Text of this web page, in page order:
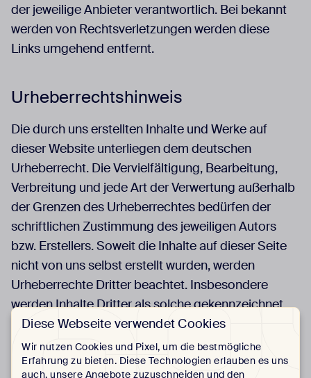
Diese Webseite verwendet Cookies
Wir nutzen Cookies und Pixel, um die bestmögliche
Erfahrung zu bieten. Diese Technologien erlauben es uns
auch, unsere Angebote zuzuschneiden und den
der jeweilige Anbieter verantwortlich. Bei bekannt
werden von Rechtsverletzungen werden diese
Links umgehend entfernt.
Urheberrechtshinweis
Die durch uns erstellten Inhalte und Werke auf
dieser Website unterliegen dem deutschen
Urheberrecht. Die Vervielfältigung, Bearbeitung,
Verbreitung und jede Art der Verwertung außerhalb
der Grenzen des Urheberrechtes bedürfen der
schriftlichen Zustimmung des jeweiligen Autors
bzw. Erstellers. Soweit die Inhalte auf dieser Seite
nicht von uns selbst erstellt wurden, werden
Urheberrechte Dritter beachtet. Insbesondere
werden Inhalte Dritter als solche gekennzeichnet.
Sollten Sie trotzdem auf eine
Urheberrechtsverletzung aufmerksam werden, wird
um einen entsprechenden Hinweis gebeten. Bei